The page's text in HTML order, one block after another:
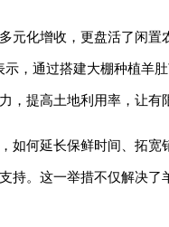
元化增收，更盘活了闲
，通过搭建大棚种植羊
，提高土地利用率，让
如何延长保鲜时间、拓
持。这一举措不仅解决